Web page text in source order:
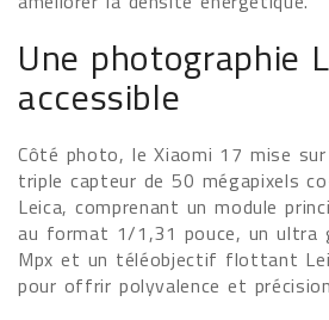
Une photographie
accessible
Côté photo, le Xiaomi 17 mise
triple capteur de 50 mégapixels
Leica, comprenant un module
au format 1/1,31 pouce, un ultra
Mpx et un téléobjectif flottant
pour offrir polyvalence et